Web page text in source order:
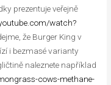
prezentuje veřejně
watch?
že Burger King v
i bezmasé varianty
naleznete například
cows-methane-